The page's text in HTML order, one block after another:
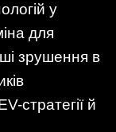
у
для
зрушення в
стратегії й